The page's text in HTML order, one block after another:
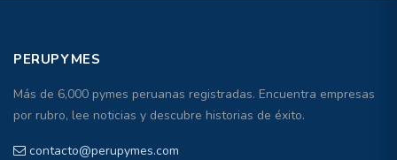
PERUPYMES
Más de 6,000 pymes peruanas registradas. Encuentra empresas
por rubro, lee noticias y descubre historias de éxito.
contacto@perupymes.com